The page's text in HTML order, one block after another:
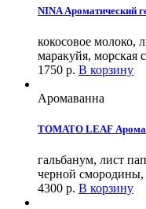
NINA Ароматический
кокосовое молоко,
маракуйя, морская
1750 р. В корзину
Аромаванна
TOMATO LEAF
гальбанум, лист
черной смородины,
4300 р. В корзину